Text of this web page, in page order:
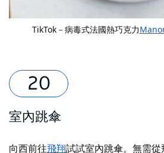
TikTok－病毒式法國熱巧克力
室內跳傘
向西前往飛翔試試室內跳傘。無需